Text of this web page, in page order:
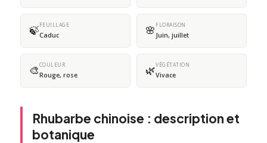
🍃FEUILLAGE
Caduc 🌸 FLORAISON
Juin, juillet
🎨COULEUR
Rouge, rose 🌿VÉGÉTATION
Vivace
Rhubarbe chinoise : description et
botanique